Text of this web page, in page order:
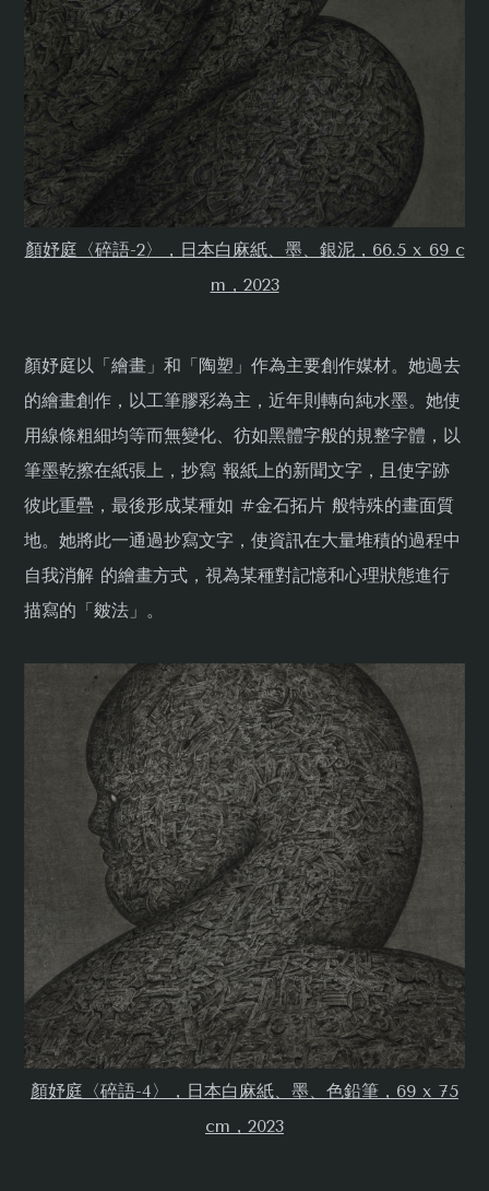
顏妤庭〈碎語-2〉，日本白麻紙、墨、銀泥，66.5 x 69 c
m，2023
顏妤庭以「繪畫」和「陶塑」作為主要創作媒材。她過去
的繪畫創作，以工筆膠彩為主，近年則轉向純水墨。她使
用線條粗細均等而無變化、彷如黑體字般的規整字體，以
筆墨乾擦在紙張上，抄寫 報紙上的新聞文字，且使字跡
彼此重疊，最後形成某種如 #金石拓片 般特殊的畫面質
地。她將此一通過抄寫文字，使資訊在大量堆積的過程中
自我消解 的繪畫方式，視為某種對記憶和心理狀態進行
描寫的「皴法」。
顏妤庭〈碎語-4〉，日本白麻紙、墨、色鉛筆，69 x 75
cm，2023